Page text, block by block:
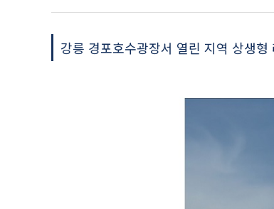
강릉 경포호수광장서 열린 지역 상생형